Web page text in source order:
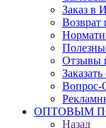
Заказ в
Возврат
Отзывы
Вопрос-
ОПТОВЫМ
Назад